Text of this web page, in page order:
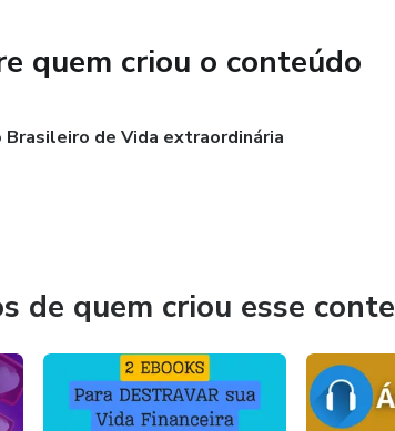
quem criou o conteúdo
de Vida extraordinária
de quem criou esse